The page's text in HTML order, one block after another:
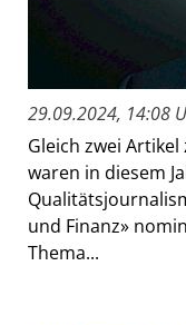
29.09.2024, 14:08
Gleich zwei
waren in diesem
und Finanz»
Thema...